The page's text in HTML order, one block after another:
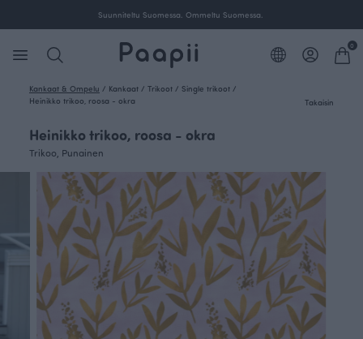
Ilmainen toimitus yli 100 € tilauksille Suomessa.
0
Kankaat & Ompelu / Kankaat / Trikoot / Single trikoot /
Heinikko trikoo, roosa - okra
Takaisin
Heinikko trikoo, roosa - okra
Trikoo, Punainen